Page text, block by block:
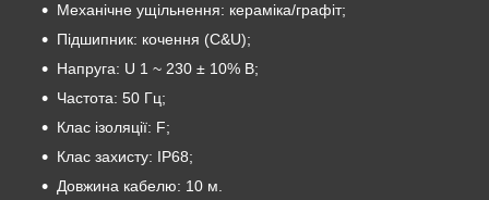
Механічне ущільнення: кераміка/графіт;
Підшипник: кочення (C&U);
Напруга: U 1 ~ 230 ± 10% В;
Частота: 50 Гц;
Клас ізоляції: F;
Клас захисту: IP68;
Довжина кабелю: 10 м.